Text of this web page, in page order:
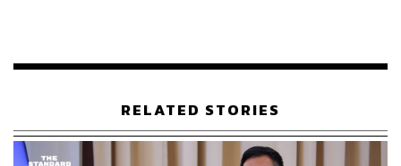
THE STANDARD TEAM
RELATED STORIES